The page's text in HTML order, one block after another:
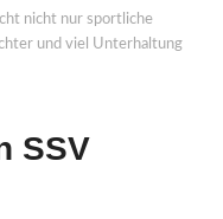
nicht nur sportliche
und viel Unterhaltung
SSV